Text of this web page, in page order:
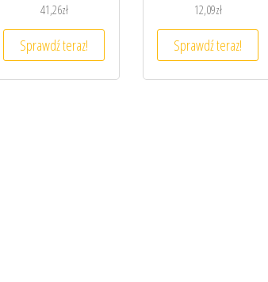
41,26zł
Sprawdź teraz!
12,09zł
Sprawdź teraz!